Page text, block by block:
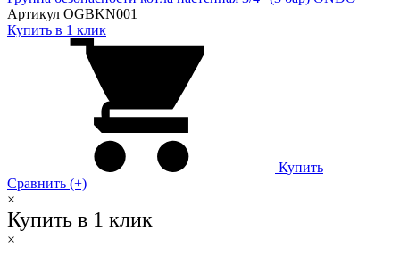
Артикул OGBKN001
Купить в 1 клик
Купить
Сравнить (+)
×
Купить в 1 клик
×